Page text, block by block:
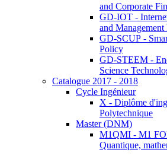
and Corporate
GD-IOT -
and
GD-SCUP -
Policy
GD-STEEM -
Science
Catalogue 2017 - 2018
Cycle Ingénieur
X - Diplôme
Polytechnique
Master (DNM)
M1QMI - M1
Quantique,